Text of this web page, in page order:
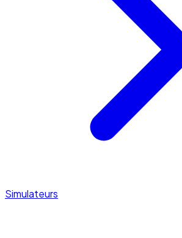
Simulateurs